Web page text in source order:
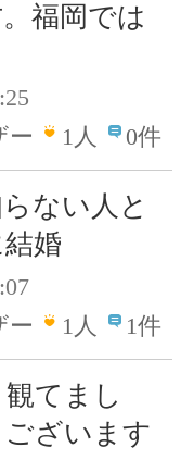
福岡では
ー
1人 0件
ない人と
婚
ー
1人 1件
てまし
ざいます